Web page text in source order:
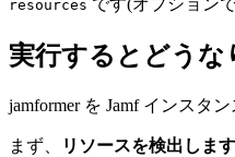
resources です(オプション
実行するとどうな
jamformer を Jamf インスタ
まず、 リソースを検出します